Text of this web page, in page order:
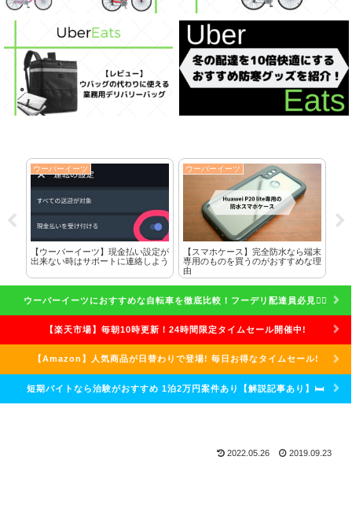
ウーバーイーツ
【ウーバーイーツ】現金払い設定が
出来ない時はサポートに連絡しよう
ウーバーイーツ
【スマホケース】完全防水なら端末
専用のものを買うのがおすすめな理
由
ウーバーイーツにおすすめな自転車を徹底比較！フーデリ配達員必見🚴‍♀️
【楽天市場】毎朝10時更新！24時間限定タイムセール開催中!
【Amazon】人気商品が日替わりで登場! 毎日お得なタイムセール!
短期バイトなら治験がおすすめ 1泊2万円案件あり【解説記事あり】🛏
2022.05.26 2019.09.23